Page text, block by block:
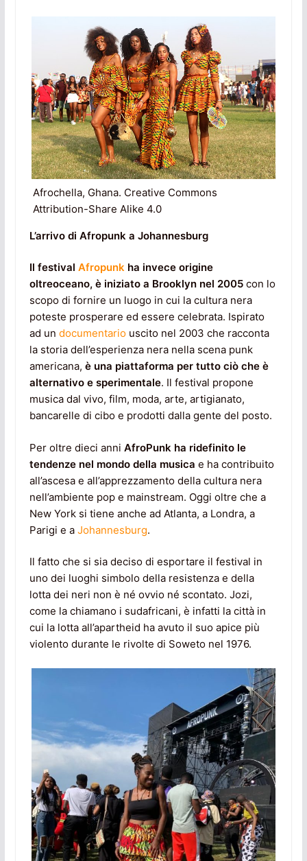
Afrochella, Ghana. Creative Commons
Attribution-Share Alike 4.0
L’arrivo di Afropunk a Johannesburg
Il festival Afropunkha invece origine
oltreoceano, è iniziato a Brooklyn nel 2005con lo
scopo di fornire un luogo in cui la cultura nera
poteste prosperare ed essere celebrata. Ispirato
ad un documentariouscito nel 2003 che racconta
la storia dell’esperienza nera nella scena punk
americana, è una piattaforma per tutto ciò che è
alternativo e sperimentale. Il festival propone
musica dal vivo, film, moda, arte, artigianato,
bancarelle di cibo e prodotti dalla gente del posto.
Per oltre dieci anni AfroPunk ha ridefinito le
tendenze nel mondo della musica e ha contribuito
all’ascesa e all’apprezzamento della cultura nera
nell’ambiente pop e mainstream. Oggi oltre che a
New York si tiene anche ad Atlanta, a Londra, a
Parigi e a Johannesburg.
Il fatto che si sia deciso di esportare il festival in
uno dei luoghi simbolo della resistenza e della
lotta dei neri non è né ovvio né scontato. Jozi,
come la chiamano i sudafricani, è infatti la città in
cui la lotta all’apartheid ha avuto il suo apice più
violento durante le rivolte di Soweto nel 1976.